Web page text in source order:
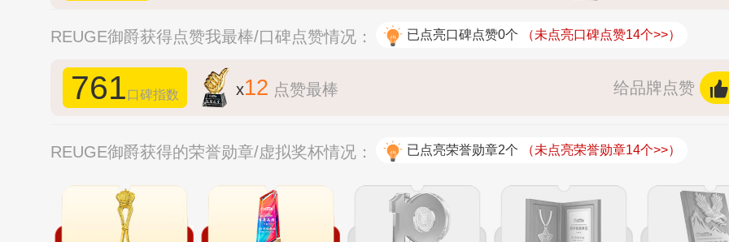
REUGE御爵获得点赞我最棒/口碑点赞情况： 已点亮口碑点赞0个 （未点亮口碑点赞14个>>）
761口碑指数 x12 点赞最棒 给品牌点赞
REUGE御爵获得的荣誉勋章/虚拟奖杯情况： 已点亮荣誉勋章2个 （未点亮荣誉勋章14个>>）